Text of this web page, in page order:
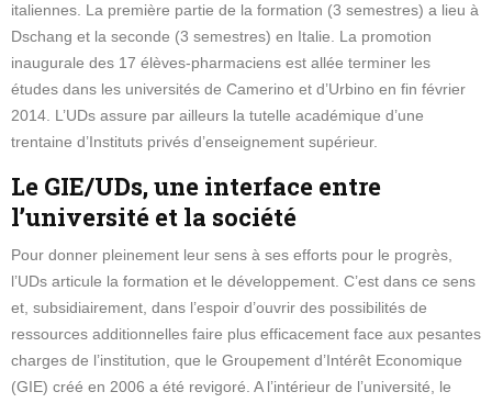
italiennes. La première partie de la formation (3 semestres) a lieu à
Dschang et la seconde (3 semestres) en Italie. La promotion
inaugurale des 17 élèves-pharmaciens est allée terminer les
études dans les universités de Camerino et d’Urbino en fin février
2014. L’UDs assure par ailleurs la tutelle académique d’une
trentaine d’Instituts privés d’enseignement supérieur.
Le GIE/UDs, une interface entre
l’université et la société
Pour donner pleinement leur sens à ses efforts pour le progrès,
l’UDs articule la formation et le développement. C’est dans ce sens
et, subsidiairement, dans l’espoir d’ouvrir des possibilités de
ressources additionnelles faire plus efficacement face aux pesantes
charges de l’institution, que le Groupement d’Intérêt Economique
(GIE) créé en 2006 a été revigoré. A l’intérieur de l’université, le